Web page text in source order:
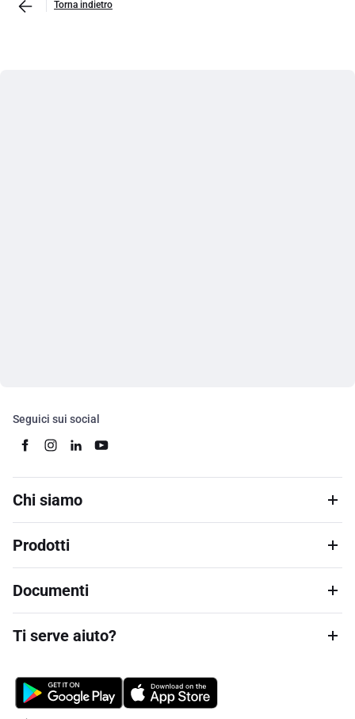
Torna indietro
Seguici sui social
Chi siamo
Prodotti
Documenti
Ti serve aiuto?